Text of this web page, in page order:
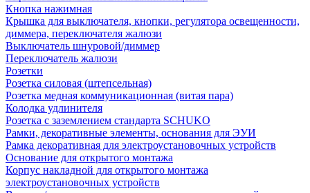
Кнопка нажимная
Крышка для выключателя, кнопки, регулятора освещенности,
диммера, переключателя жалюзи
Выключатель шнуровой/диммер
Переключатель жалюзи
Розетки
Розетка силовая (штепсельная)
Розетка медная коммуникационная (витая пара)
Колодка удлинителя
Розетка с заземлением стандарта SCHUKO
Рамки, декоративные элементы, основания для ЭУИ
Рамка декоративная для электроустановочных устройств
Основание для открытого монтажа
Корпус накладной для открытого монтажа
электроустановочных устройств